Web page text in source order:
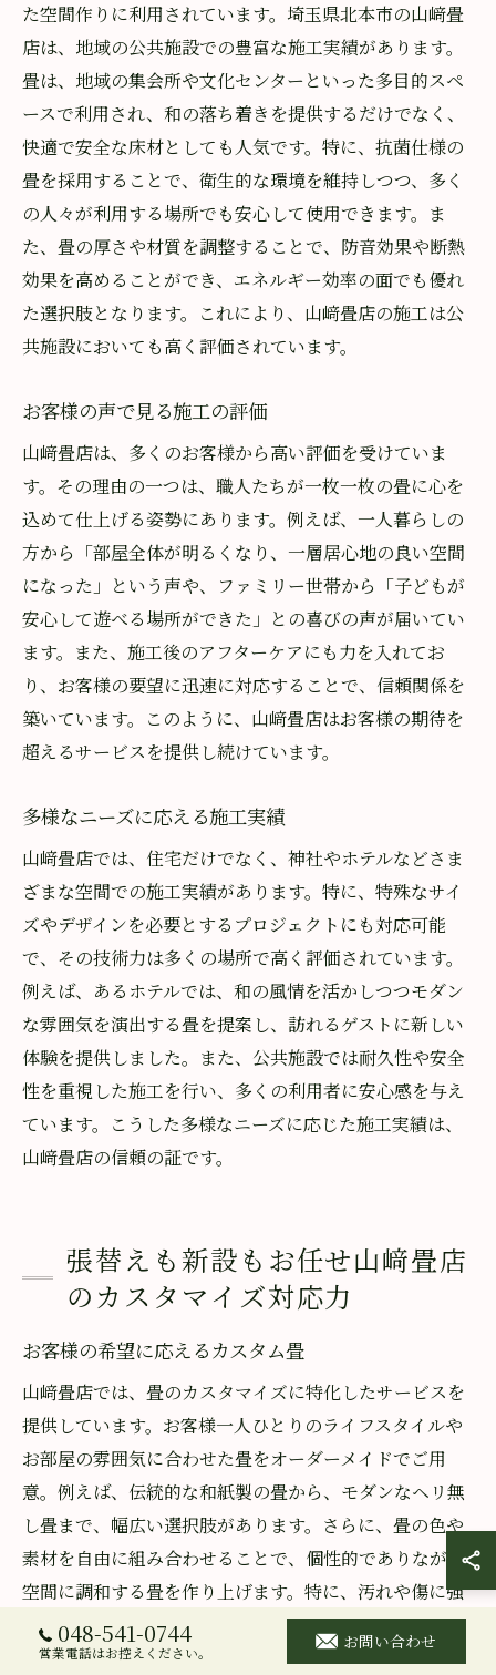
た空間作りに利用されています。埼玉県北本市の山﨑畳
店は、地域の公共施設での豊富な施工実績があります。
畳は、地域の集会所や文化センターといった多目的スペ
ースで利用され、和の落ち着きを提供するだけでなく、
快適で安全な床材としても人気です。特に、抗菌仕様の
畳を採用することで、衛生的な環境を維持しつつ、多く
の人々が利用する場所でも安心して使用できます。ま
た、畳の厚さや材質を調整することで、防音効果や断熱
効果を高めることができ、エネルギー効率の面でも優れ
た選択肢となります。これにより、山﨑畳店の施工は公
共施設においても高く評価されています。
お客様の声で見る施工の評価
山﨑畳店は、多くのお客様から高い評価を受けていま
す。その理由の一つは、職人たちが一枚一枚の畳に心を
込めて仕上げる姿勢にあります。例えば、一人暮らしの
方から「部屋全体が明るくなり、一層居心地の良い空間
になった」という声や、ファミリー世帯から「子どもが
安心して遊べる場所ができた」との喜びの声が届いてい
ます。また、施工後のアフターケアにも力を入れてお
り、お客様の要望に迅速に対応することで、信頼関係を
築いています。このように、山﨑畳店はお客様の期待を
超えるサービスを提供し続けています。
多様なニーズに応える施工実績
山﨑畳店では、住宅だけでなく、神社やホテルなどさま
ざまな空間での施工実績があります。特に、特殊なサイ
ズやデザインを必要とするプロジェクトにも対応可能
で、その技術力は多くの場所で高く評価されています。
例えば、あるホテルでは、和の風情を活かしつつモダン
な雰囲気を演出する畳を提案し、訪れるゲストに新しい
体験を提供しました。また、公共施設では耐久性や安全
性を重視した施工を行い、多くの利用者に安心感を与え
ています。こうした多様なニーズに応じた施工実績は、
山﨑畳店の信頼の証です。
張替えも新設もお任せ山﨑畳店
のカスタマイズ対応力
お客様の希望に応えるカスタム畳
山﨑畳店では、畳のカスタマイズに特化したサービスを
提供しています。お客様一人ひとりのライフスタイルや
お部屋の雰囲気に合わせた畳をオーダーメイドでご用
意。例えば、伝統的な和紙製の畳から、モダンなヘリ無
し畳まで、幅広い選択肢があります。さらに、畳の色や
素材を自由に組み合わせることで、個性的でありながら
空間に調和する畳を作り上げます。特に、汚れや傷に強
い素材を用いたカスタム畳は、小さなお子様やペットが
いるご家庭に好評です。畳の選び方に悩んでいる方に
048-541-0744
営業電話はお控えください。
お問い合わせ